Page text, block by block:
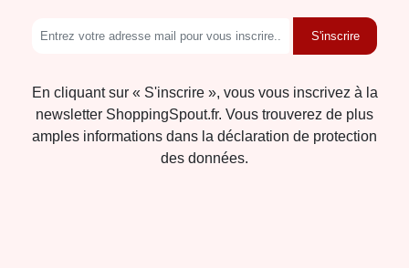
S'inscrire
En cliquant sur « S'inscrire », vous vous inscrivez à la
newsletter ShoppingSpout.fr. Vous trouverez de plus
amples informations dans la déclaration de protection
des données.